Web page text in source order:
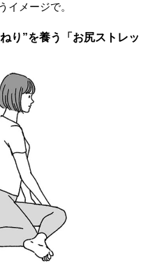
イメージで。
り”を養う「お尻ストレッ